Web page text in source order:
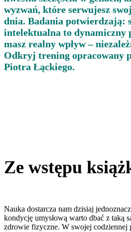
wyzwań, które serwujesz
dnia. Badania potwierdzają:
intelektualna to dynamiczny
masz realny wpływ –
Odkryj trening opracowany
Piotra Łąckiego.
Ze wstępu
Nauka dostarcza nam dzisiaj
kondycję umysłową warto dbać z taką
zdrowie fizyczne. W swojej codziennej